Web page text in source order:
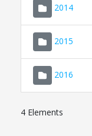
2014
2015
2016
4 Elements